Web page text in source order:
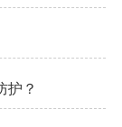
护？